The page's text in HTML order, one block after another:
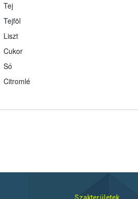
Tej
Tejföl
Liszt
Cukor
Só
Citromlé